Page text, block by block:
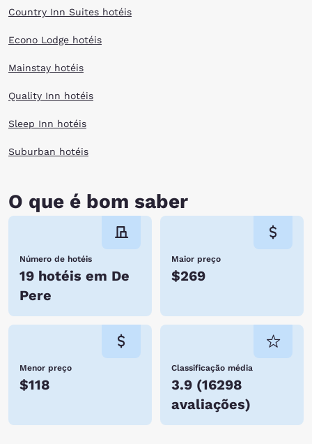
Country Inn Suites hotéis
Econo Lodge hotéis
Mainstay hotéis
Quality Inn hotéis
Sleep Inn hotéis
Suburban hotéis
O que é bom saber
Número de hotéis
19 hotéis em De
Pere
Maior preço
$269
Menor preço
$118
Classificação média
3.9 (16298
avaliações)